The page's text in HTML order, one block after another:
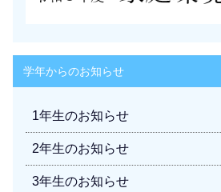
学年からのお知らせ
1年生のお知らせ
2年生のお知らせ
3年生のお知らせ